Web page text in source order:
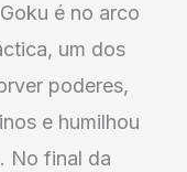
é no arco
um dos
poderes,
e humilhou
No final da